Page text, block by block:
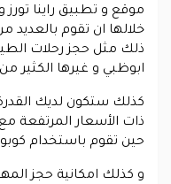
موقع و تطبيق راينا
خلالها ان تقوم بالعديد
ذلك مثل حجز رحلات
ابوظبي و غيرها الكثير
كذلك ستكون لديك القدرة
ذات الأسعار
حين تقوم باستخدام
و كذلك امكانية حجز